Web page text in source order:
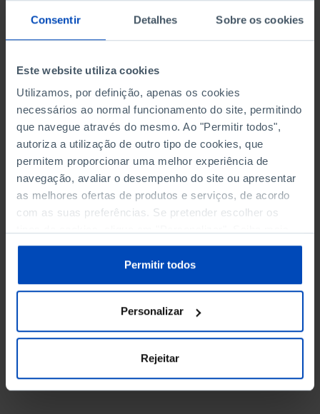
Consentir Detalhes Sobre os cookies
Este website utiliza cookies
Utilizamos, por definição, apenas os cookies
necessários ao normal funcionamento do site, permitindo
que navegue através do mesmo. Ao "Permitir todos",
autoriza a utilização de outro tipo de cookies, que
permitem proporcionar uma melhor experiência de
navegação, avaliar o desempenho do site ou apresentar
as melhores ofertas de produtos e serviços, de acordo
com as suas preferências. Se pretender escolher os
sobre cookies através da gestão de preferências ou da
Política de Cookies.
Permitir todos
Personalizar
Rejeitar
O indicador sintético de risco de pobreza ou
a um ponto percentual, passando de 19,7% para
18,6%. Importa sublinhar que, pela primeira vez, o
número de pessoas em situação de pobreza ou
exclusão social ficou ligeiramente abaixo dos dois
milhões, situando-se em 1,995 milhões de
indivíduos.
Nas últimas três décadas, a taxa
de pobreza diminuiu 7,6 pontos
percentuais, passando de 23%
em 1994 para 15.4% em 2024.
Carlos Farinha Rodrigues